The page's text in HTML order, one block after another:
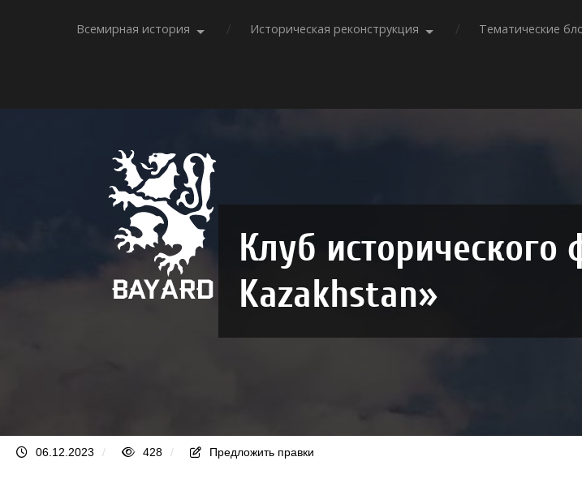
Всемирная история Историческая реконструкция Тематические
Клуб
Kazakhstan»‎
06.12.2023 / 428 / Предложить правки